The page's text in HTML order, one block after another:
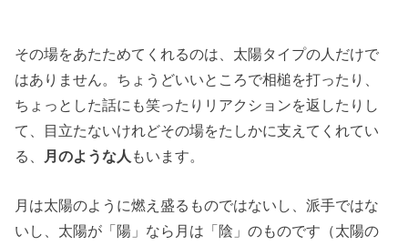
その場をあたためてくれるのは、太陽タイプの人だけで
はありません。ちょうどいいところで相槌を打ったり、
ちょっとした話にも笑ったりリアクションを返したりし
て、目立たないけれどその場をたしかに支えてくれてい
る、
月のような人 もいます。
月は太陽のように燃え盛るものではないし、派手ではな
いし、太陽が「陽」なら月は「陰」のものです（太陽の